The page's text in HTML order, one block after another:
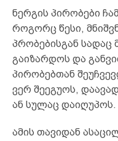
ნერგის პირობები
როგორც წესი,
პრობებისგან სადაც
გაიზარდოს და
პირობებთან
ვერ შეეგუოს,
ან სულაც დაიღუპოს.
ამის თავიდან